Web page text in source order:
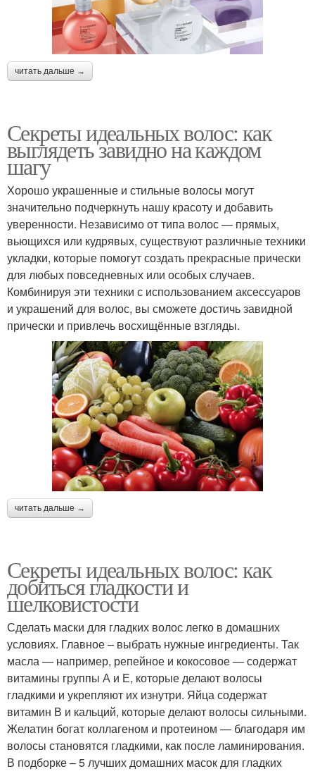
читать дальше →
Секреты идеальных волос: как
выглядеть завидно на каждом
шагу
Хорошо украшенные и стильные волосы могут
значительно подчеркнуть нашу красоту и добавить
уверенности. Независимо от типа волос — прямых,
вьющихся или кудрявых, существуют различные техники
укладки, которые помогут создать прекрасные прически
для любых повседневных или особых случаев.
Комбинируя эти техники с использованием аксессуаров
и украшений для волос, вы сможете достичь завидной
прически и привлечь восхищённые взгляды.
читать дальше →
Секреты идеальных волос: как
добиться гладкости и
шелковистости
Сделать маски для гладких волос легко в домашних
условиях. Главное – выбрать нужные ингредиенты. Так
масла — например, репейное и кокосовое — содержат
витамины группы А и Е, которые делают волосы
гладкими и укрепляют их изнутри. Яйца содержат
витамин В и кальций, которые делают волосы сильными.
Желатин богат коллагеном и протеином — благодаря им
волосы становятся гладкими, как после ламинирования.
В подборке – 5 лучших домашних масок для гладких